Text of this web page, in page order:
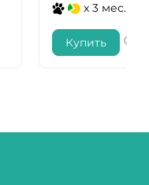
x 3 мес.
Купить